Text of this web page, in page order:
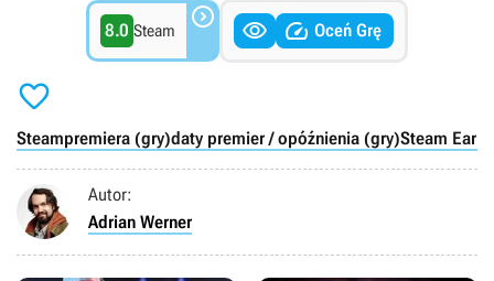
8.0 Steam    Oceń Grę

Steampremiera (gry)daty premier / opóźnienia (gry)Steam
Autor:
Adrian Werner